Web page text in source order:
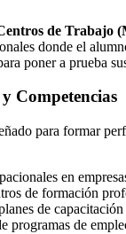
de Trabajo
donde el
poner a prueba
Competencias
para formar
en
de formación
de
programas de